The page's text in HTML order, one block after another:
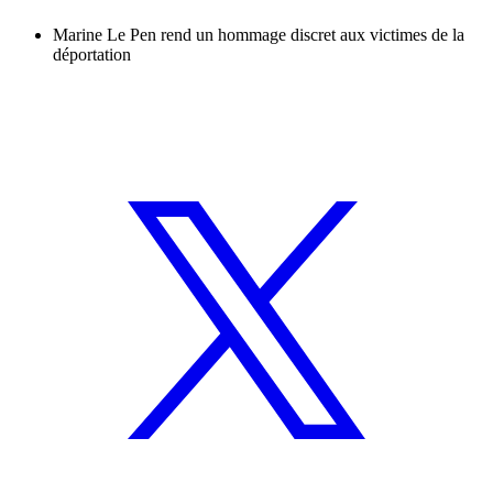
Marine Le Pen rend un hommage discret aux victimes de la
déportation